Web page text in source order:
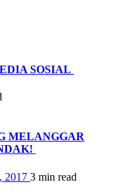
SOSIAL
MELANGGAR
2017 3 min read